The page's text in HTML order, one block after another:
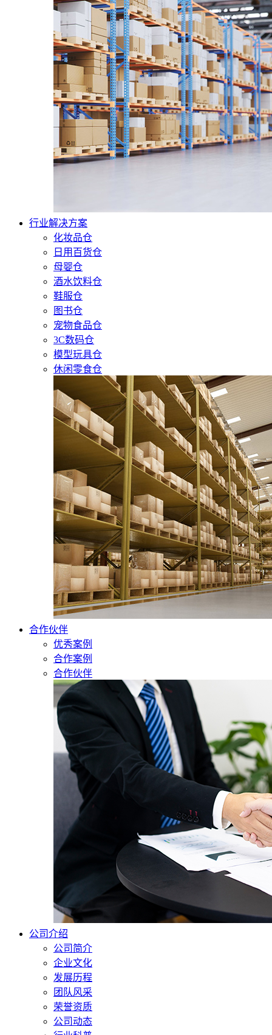
行业解决方案
化妆品仓
日用百货仓
母婴仓
酒水饮料仓
鞋服仓
图书仓
宠物食品仓
3C数码仓
模型玩具仓
休闲零食仓
合作伙伴
优秀案例
合作案例
合作伙伴
公司介绍
公司简介
企业文化
发展历程
团队风采
荣誉资质
公司动态